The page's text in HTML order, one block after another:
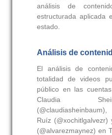
análisis de
estructurada aplicada
estado.
Análisis de
El análisis de
totalidad de videos
público en las
Claudia
Ruíz
(@alvarezmaynez) en